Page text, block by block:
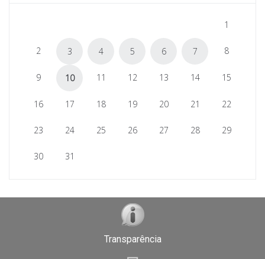
1
2 3 4 5 6 7 8
9 10 11 12 13 14 15
16 17 18 19 20 21 22
23 24 25 26 27 28 29
30 31
Transparência